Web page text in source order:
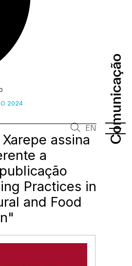
Comunicação
Comunicação
EN
2024
assina
a
Practices in
and Food